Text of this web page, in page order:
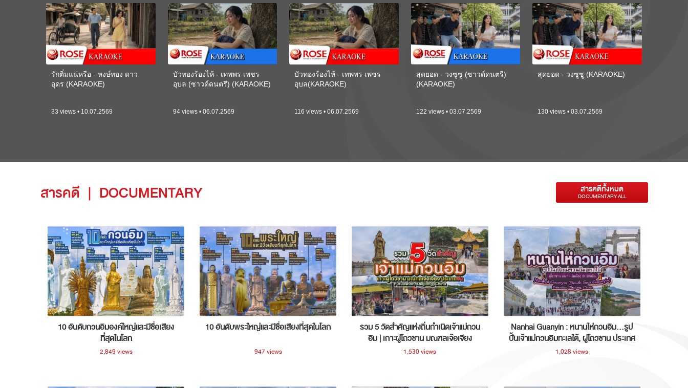
รักติ๋มแน่หรือ - หงษ์ทอง ดาว
อุดร (KARAOKE)
33 views • 10.07.2569
บัวทองร้องไห้ - เทพพร เพชร
อุบล (ซาวด์ดนตรี) (KARAOKE)
94 views • 06.07.2569
บัวทองร้องไห้ - เทพพร เพชร
อุบล(KARAOKE)
116 views • 06.07.2569
สุดยอด - วงซูซู (ซาวด์ดนตรี)
(KARAOKE)
122 views • 03.07.2569
สุดยอด - วงซูซู (KARAOKE)
130 views • 03.07.2569
สารคดี | DOCUMENTARY สารคดีทั้งหมด
DOCUMENTARY ALL
10 อันดับกวนอิมองค์ใหญ่และมีชื่อเสียง
ที่สุดในโลก
2,849 views
10 อันดับพระใหญ่และมีชื่อเสียงที่สุดในโลก
947 views
รวม 5 วัดสำคัญแห่งถิ่นกำเนิดเจ้าแม่กวน
อิม | เกาะผู่โถวซาน มณฑลเจ้อเจียง
ประเทศจีน
1,530 views
Nanhai Guanyin : หนานไห่กวนอิม...รูป
ปั้นเจ้าแม่กวนอิมทะเลใต้, ผู่โถวซาน ประเทศ
จีน
1,028 views